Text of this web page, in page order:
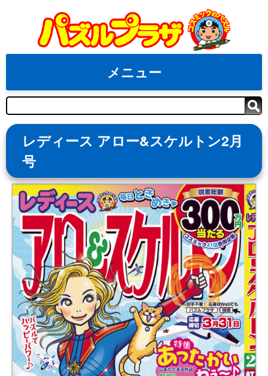
content
メニュー
検
索
レディース アロー&スケルトン2月
号